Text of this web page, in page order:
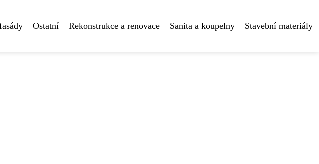
Ostatní Rekonstrukce a renovace Sanita a koupelny Stavební materiály